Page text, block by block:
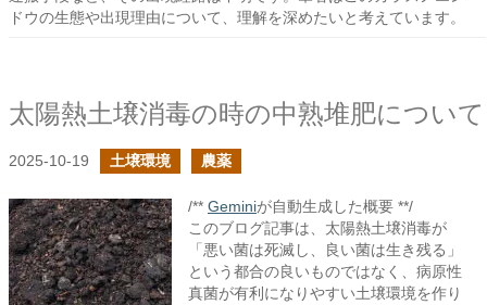
ドウの生態や出現理由について、理解を深めたいと考えています。
太陽熱土壌消毒の時の中熟堆肥について
2025-10-19 土壌環境 農薬
/** Geminiが自動生成した概要 **/
このブログ記事は、太陽熱土壌消毒が
「悪い菌は死滅し、良い菌は生き残る」
という都合の良いものではなく、病原性
真菌が有利になりやすい土壌環境を作り